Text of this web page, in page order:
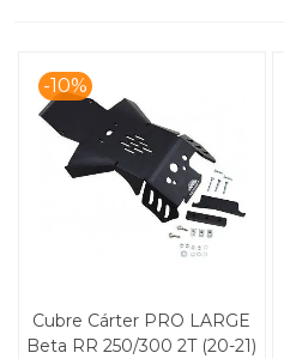
-10%
Cubre Cárter PRO LARGE
Beta RR 250/300 2T (20-21)